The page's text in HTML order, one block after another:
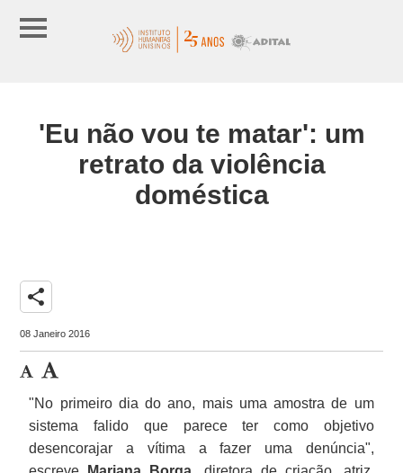
'Eu não vou te matar': um
retrato da violência
doméstica
share
08 Janeiro 2016
"No primeiro dia do ano, mais uma amostra de um
sistema falido que parece ter como objetivo
desencorajar a vítima a fazer uma denúncia",